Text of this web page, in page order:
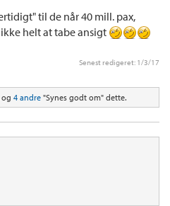
til de når 40 mill. pax,
helt at tabe ansigt
Senest redigeret: 1/3/17
og 4 andre "Synes godt om" dette.